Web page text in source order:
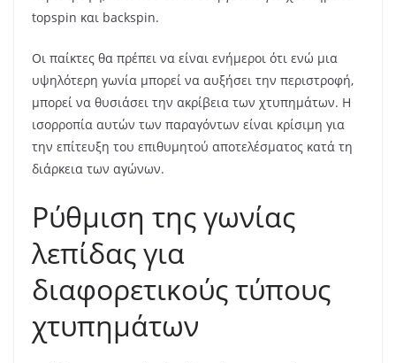
topspin και backspin.
Οι παίκτες θα πρέπει να είναι ενήμεροι ότι ενώ μια
υψηλότερη γωνία μπορεί να αυξήσει την περιστροφή,
μπορεί να θυσιάσει την ακρίβεια των χτυπημάτων. Η
ισορροπία αυτών των παραγόντων είναι κρίσιμη για
την επίτευξη του επιθυμητού αποτελέσματος κατά τη
διάρκεια των αγώνων.
Ρύθμιση της γωνίας
λεπίδας για
διαφορετικούς τύπους
χτυπημάτων